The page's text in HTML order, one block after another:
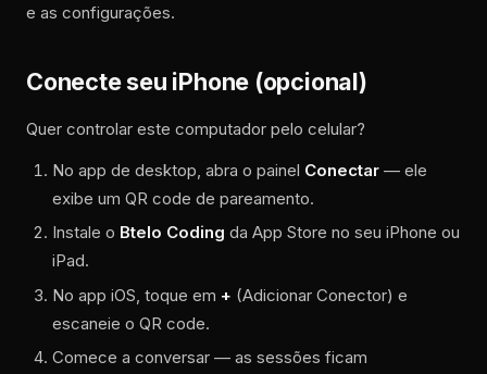
e as configurações.
Conecte seu iPhone (opcional)
Quer controlar este computador pelo celular?
No app de desktop, abra o painel Conectar — ele
exibe um QR code de pareamento.
Instale o Btelo Coding da App Store no seu iPhone ou
iPad.
No app iOS, toque em + (Adicionar Conector) e
escaneie o QR code.
Comece a conversar — as sessões ficam